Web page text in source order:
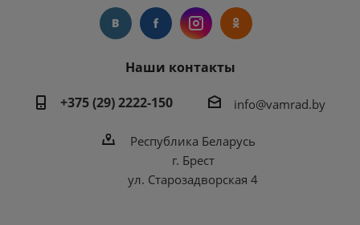
Наши контакты
+375 (29) 2222-150
info@vamrad.by
Республика Беларусь
г. Брест
ул. Старозадворская 4